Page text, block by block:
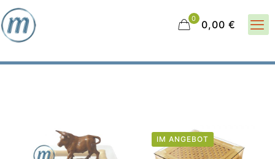
0 0,00 €
IM ANGEBOT